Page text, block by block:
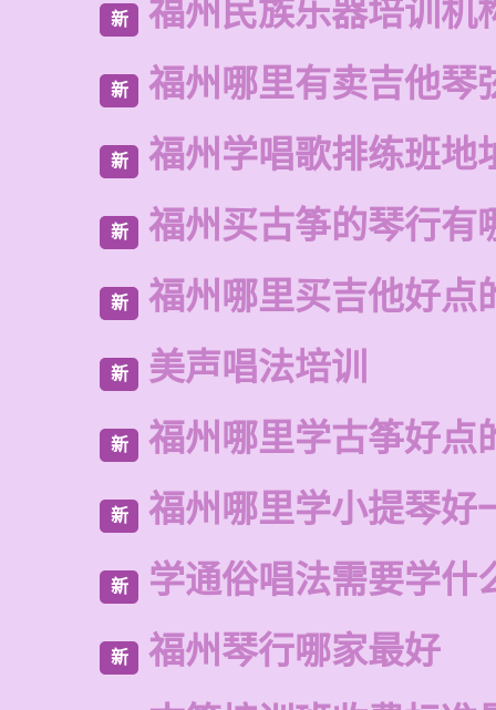
新 福州民族乐器培训机
新 福州哪里有卖吉他琴
新 福州学唱歌排练班地
新 福州买古筝的琴行有
新 福州哪里买吉他好点
新 美声唱法培训
新 福州哪里学古筝好点
新 福州哪里学小提琴好
新 学通俗唱法需要学什
新 福州琴行哪家最好